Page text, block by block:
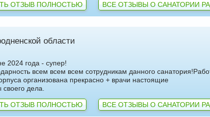
ОТЗЫВ ПОЛНОСТЬЮ ВСЕ ОТЗЫВЫ О САНАТОРИИ
области
2024 года - супер!
всем всем всем сотрудникам данного
организована прекрасно + врачи настоящие
дела.
ОТЗЫВ ПОЛНОСТЬЮ ВСЕ ОТЗЫВЫ О САНАТОРИИ